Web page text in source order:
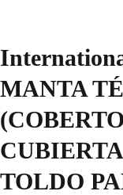
MANTA
TOLDO